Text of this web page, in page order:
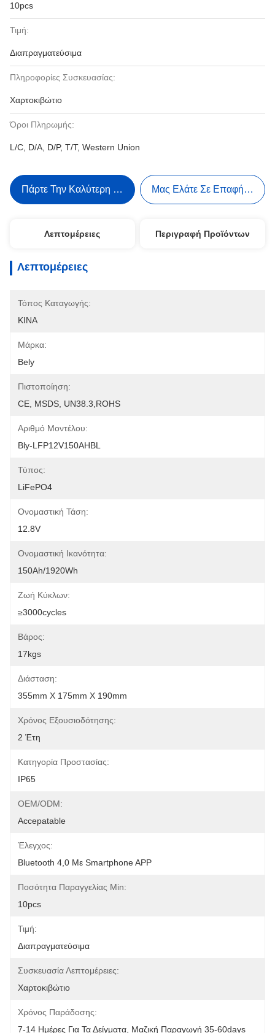
10pcs
Τιμή:
Διαπραγματεύσιμα
Πληροφορίες Συσκευασίας:
Χαρτοκιβώτιο
Όροι Πληρωμής:
L/C, D/A, D/P, T/T, Western Union
Πάρτε Την Καλύτερη Τιμή Μας Ελάτε Σε Επαφή Με
Λεπτομέρειες Περιγραφή Προϊόντων
Λεπτομέρειες
Τόπος Καταγωγής:
ΚΙΝΑ
Μάρκα:
Bely
Πιστοποίηση:
CE, MSDS, UN38.3,ROHS
Αριθμό Μοντέλου:
Bly-LFP12V150AHBL
Τύπος:
LiFePO4
Ονομαστική Τάση:
12.8V
Ονομαστική Ικανότητα:
150Ah/1920Wh
Ζωή Κύκλων:
≥3000cycles
Βάρος:
17kgs
Διάσταση:
355mm X 175mm X 190mm
Χρόνος Εξουσιοδότησης:
2 Έτη
Κατηγορία Προστασίας:
IP65
OEM/ODM:
Accepatable
Έλεγχος:
Bluetooth 4,0 Με Smartphone APP
Ποσότητα Παραγγελίας Min:
10pcs
Τιμή:
Διαπραγματεύσιμα
Συσκευασία Λεπτομέρειες:
Χαρτοκιβώτιο
Χρόνος Παράδοσης:
7-14 Ημέρες Για Τα Δείγματα, Μαζική Παραγωγή 35-60days